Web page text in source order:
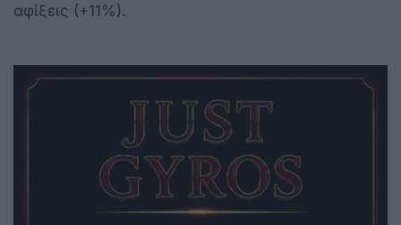
αφίξεις (+11%).